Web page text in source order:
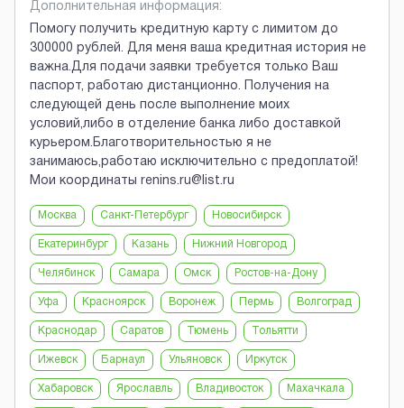
Дополнительная информация:
Помогу получить кредитную карту с лимитом до
300000 рублей. Для меня ваша кредитная история не
важна.Для подачи заявки требуется только Ваш
паспорт, работаю дистанционно. Получения на
следующей день после выполнение моих
условий,либо в отделение банка либо доставкой
курьером.Благотворительностью я не
занимаюсь,работаю исключительно с предоплатой!
Мои координаты renins.ru@list.ru
Москва Санкт-Петербург Новосибирск
Екатеринбург Казань Нижний Новгород
Челябинск Самара Омск Ростов-на-Дону
Уфа Красноярск Воронеж Пермь Волгоград
Краснодар Саратов Тюмень Тольятти
Ижевск Барнаул Ульяновск Иркутск
Хабаровск Ярославль Владивосток Махачкала